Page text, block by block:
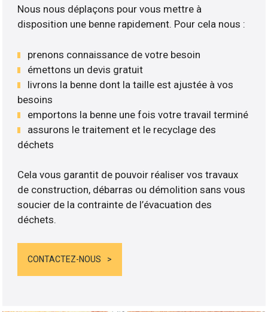
Nous nous déplaçons pour vous mettre à
disposition une benne rapidement. Pour cela nous :
prenons connaissance de votre besoin
émettons un devis gratuit
livrons la benne dont la taille est ajustée à vos
besoins
emportons la benne une fois votre travail terminé
assurons le traitement et le recyclage des
déchets
Cela vous garantit de pouvoir réaliser vos travaux
de construction, débarras ou démolition sans vous
soucier de la contrainte de l’évacuation des
déchets.
CONTACTEZ-NOUS